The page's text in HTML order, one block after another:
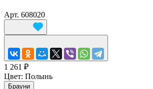
Арт. 608020
1 261 ₽
Цвет: Полынь
Брауни